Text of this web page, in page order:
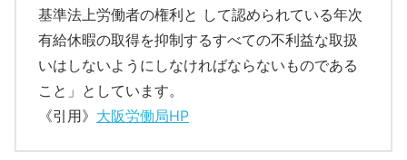
基準法上労働者の権利と して認められている年次
有給休暇の取得を抑制するすべての不利益な取扱
いはしないようにしなければならないものである
こと」としています。
《引用》 大阪労働局HP